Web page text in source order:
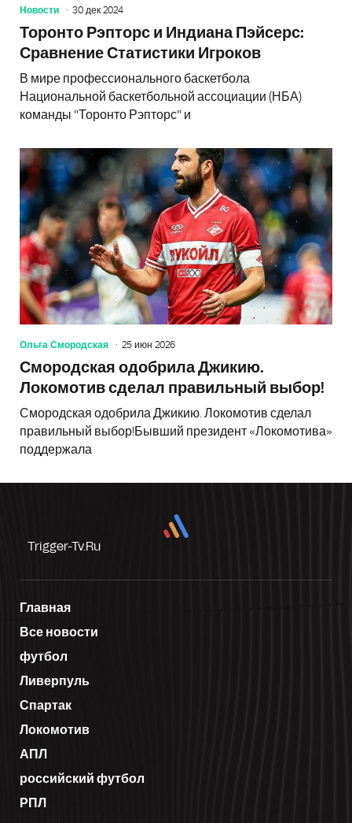
Новости 30 дек 2024
Торонто Рэпторс и Индиана Пэйсерс:
Сравнение Статистики Игроков
В мире профессионального баскетбола
Национальной баскетбольной ассоциации (НБА)
команды "Торонто Рэпторс" и
Ольга Смородская 25 июн 2026
Смородская одобрила Джикию.
Локомотив сделал правильный выбор!
Смородская одобрила Джикию. Локомотив сделал
правильный выбор!Бывший президент «Локомотива»
поддержала
Trigger-Tv.ru
Главная
Все новости
футбол
Ливерпуль
Спартак
Локомотив
АПЛ
российский футбол
РПЛ